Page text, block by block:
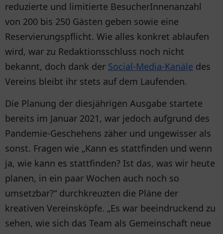
reduzierte und limitierte BesucherInnenanzahl
von 200 bis 250 Gästen geben sowie eine
Reservierungspflicht. Wie alles konkret ablaufen
wird, war zu Redaktionsschluss noch nicht
bekannt, doch dank der Social-Media-Kanäle des
Vereins bleibt ihr stets auf dem Laufenden.
Die Planung der diesjährigen Ausgabe startete
bereits im Januar 2021, war jedoch aufgrund des
Pandemie-Geschehens zäher und ungewisser als
sonst. Fragen wie „Kann es stattfinden und wenn
ja, wie kann es stattfinden? Ist das, was wir heute
planen, in ein paar Wochen auch noch so
umsetzbar?“ durchkreuzten die Pläne der
kreativen Vereinsköpfe. „Es war beeindruckend zu
sehen, wie sich das Team als Gemeinschaft neue